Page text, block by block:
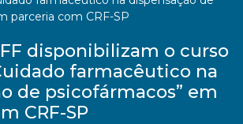
parceria com CRF-SP
disponibilizam o curso
farmacêutico na
de psicofármacos” em
CRF-SP